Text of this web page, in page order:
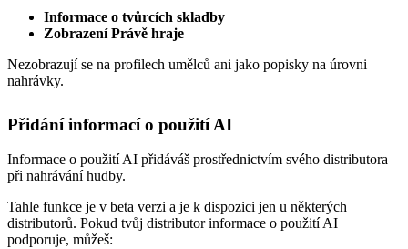
Informace o tvůrcích skladby
Zobrazení Právě hraje
Nezobrazují se na profilech umělců ani jako popisky na úrovni
nahrávky.
Přidání informací o použití AI
Informace o použití AI přidáváš prostřednictvím svého distributora
při nahrávání hudby.
Tahle funkce je v beta verzi a je k dispozici jen u některých
distributorů. Pokud tvůj distributor informace o použití AI
podporuje, můžeš: